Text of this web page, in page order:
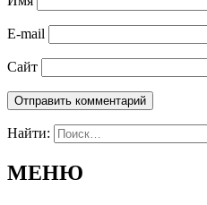
E-mail
Сайт
Найти:
МЕНЮ